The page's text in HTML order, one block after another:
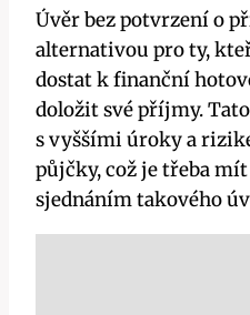
Úvěr bez potvrzení o
alternativou pro ty,
dostat k finanční
doložit své příjmy.
s vyššími úroky a
půjčky, což je třeba
sjednáním takového